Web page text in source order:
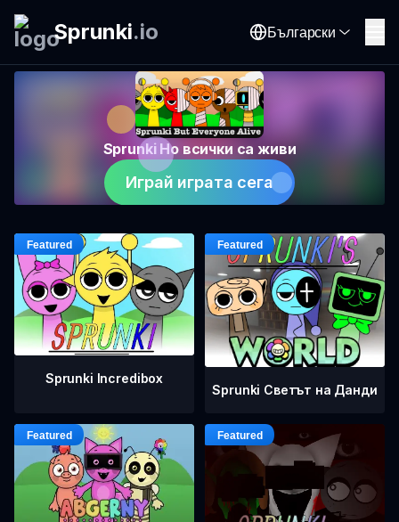
Sprunki.io Български
Sprunki Но всички са живи
Играй играта сега
Sprunki Incredibox
Sprunki Светът на Данди